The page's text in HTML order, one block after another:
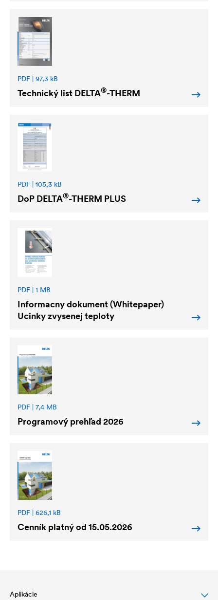
PDF | 97,3 kB
Technický list DELTA®-THERM
PDF | 105,3 kB
DoP DELTA®-THERM PLUS
PDF | 1 MB
Informacny dokument (Whitepaper)
Ucinky zvysenej teploty
PDF | 7,4 MB
Programový prehľad 2026
PDF | 626,1 kB
Cenník platný od 15.05.2026
Aplikácie